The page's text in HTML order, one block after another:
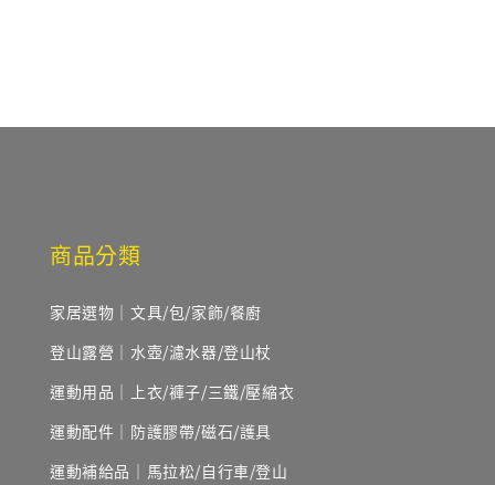
商品分類
家居選物｜文具/包/家飾/餐廚
登山露營｜水壺/濾水器/登山杖
運動用品｜上衣/褲子/三鐵/壓縮衣
運動配件｜防護膠帶/磁石/護具
運動補給品｜馬拉松/自行車/登山